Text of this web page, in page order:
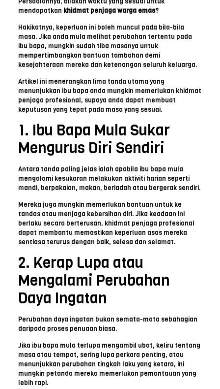
mendapatkan khidmat penjaga warga emas?
Hakikatnya, keperluan ini boleh muncul pada bila-bila
masa. Jika anda mula melihat perubahan tertentu pada
ibu bapa, mungkin sudah tiba masanya untuk
mempertimbangkan bantuan tambahan demi
kesejahteraan mereka dan ketenangan seluruh keluarga.
Artikel ini menerangkan lima tanda utama yang
menunjukkan ibu bapa anda mungkin memerlukan khidmat
penjaga profesional, supaya anda dapat membuat
keputusan yang tepat pada masa yang sesuai.
1. Ibu Bapa Mula Sukar
Mengurus Diri Sendiri
Antara tanda paling jelas ialah apabila ibu bapa mula
mengalami kesukaran melakukan aktiviti harian seperti
mandi, berpakaian, makan, beriadah atau bergerak sendiri.
Mereka juga mungkin memerlukan bantuan untuk ke
tandas atau menjaga kebersihan diri. Jika keadaan ini
berlaku secara berterusan, khidmat penjaga profesional
dapat membantu memastikan keperluan asas mereka
sentiasa terurus dengan baik, selesa dan selamat.
2. Kerap Lupa atau
Mengalami Perubahan
Daya Ingatan
Perubahan daya ingatan bukan semata-mata sebahagian
daripada proses penuaan biasa.
Jika ibu bapa mula terlupa mengambil ubat, keliru tentang
masa atau tempat, sering lupa perkara penting, atau
menunjukkan perubahan tingkah laku yang ketara, ini
mungkin petanda mereka memerlukan pemantauan yang
lebih rapi.